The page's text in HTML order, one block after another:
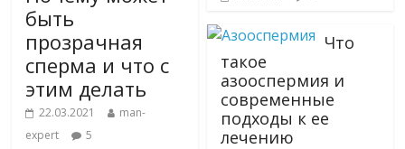
быть
прозрачная
сперма и что с
этим делать
22.03.2021
man-
expert
5
Что
такое
азооспермия и
современные
подходы к ее
лечению